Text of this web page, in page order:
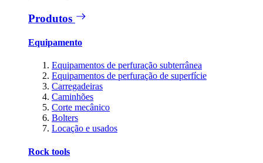
Produtos
Equipamento
Equipamentos de perfuração subterrânea
Equipamentos de perfuração de superfície
Carregadeiras
Caminhões
Corte mecânico
Bolters
Locação e usados
Rock tools